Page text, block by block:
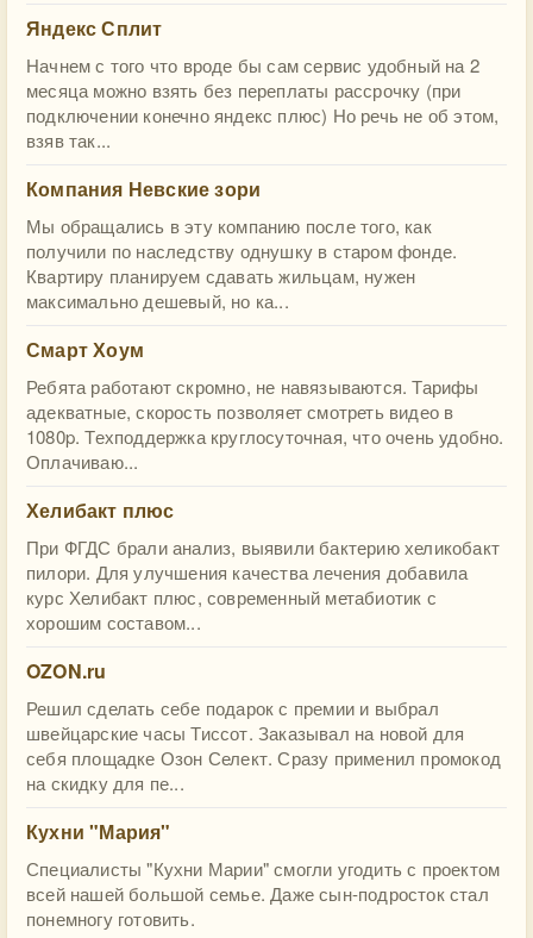
Яндекс Сплит
Начнем с того что вроде бы сам сервис удобный на 2
месяца можно взять без переплаты рассрочку (при
подключении конечно яндекс плюс) Но речь не об этом,
взяв так...
Компания Невские зори
Мы обращались в эту компанию после того, как
получили по наследству однушку в старом фонде.
Квартиру планируем сдавать жильцам, нужен
максимально дешевый, но ка...
Смарт Хоум
Ребята работают скромно, не навязываются. Тарифы
адекватные, скорость позволяет смотреть видео в
1080p. Техподдержка круглосуточная, что очень удобно.
Оплачиваю...
Хелибакт плюс
При ФГДС брали анализ, выявили бактерию хеликобакт
пилори. Для улучшения качества лечения добавила
курс Хелибакт плюс, современный метабиотик с
хорошим составом...
OZON.ru
Решил сделать себе подарок с премии и выбрал
швейцарские часы Тиссот. Заказывал на новой для
себя площадке Озон Селект. Сразу применил промокод
на скидку для пе...
Кухни "Мария"
Специалисты "Кухни Марии" смогли угодить с проектом
всей нашей большой семье. Даже сын-подросток стал
понемногу готовить.